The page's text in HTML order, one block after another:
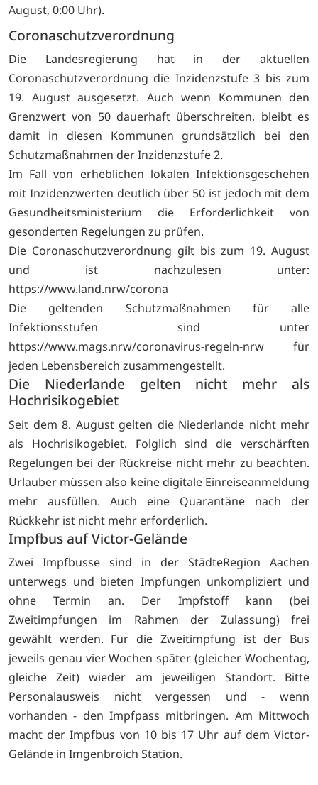
August, 0:00 Uhr).
Coronaschutzverordnung
Die Landesregierung hat in der aktuellen
Coronaschutzverordnung die Inzidenzstufe 3 bis zum
19. August ausgesetzt. Auch wenn Kommunen den
Grenzwert von 50 dauerhaft überschreiten, bleibt es
damit in diesen Kommunen grundsätzlich bei den
Schutzmaßnahmen der Inzidenzstufe 2.
Im Fall von erheblichen lokalen Infektionsgeschehen
mit Inzidenzwerten deutlich über 50 ist jedoch mit dem
Gesundheitsministerium die Erforderlichkeit von
gesonderten Regelungen zu prüfen.
Die Coronaschutzverordnung gilt bis zum 19. August
und ist nachzulesen unter:
https://www.land.nrw/corona
Die geltenden Schutzmaßnahmen für alle
Infektionsstufen sind unter
https://www.mags.nrw/coronavirus-regeln-nrw für
jeden Lebensbereich zusammengestellt.
Die Niederlande gelten nicht mehr als
Hochrisikogebiet
Seit dem 8. August gelten die Niederlande nicht mehr
als Hochrisikogebiet. Folglich sind die verschärften
Regelungen bei der Rückreise nicht mehr zu beachten.
Urlauber müssen also keine digitale Einreiseanmeldung
mehr ausfüllen. Auch eine Quarantäne nach der
Rückkehr ist nicht mehr erforderlich.
Impfbus auf Victor-Gelände
Zwei Impfbusse sind in der StädteRegion Aachen
unterwegs und bieten Impfungen unkompliziert und
ohne Termin an. Der Impfstoff kann (bei
Zweitimpfungen im Rahmen der Zulassung) frei
gewählt werden. Für die Zweitimpfung ist der Bus
jeweils genau vier Wochen später (gleicher Wochentag,
gleiche Zeit) wieder am jeweiligen Standort. Bitte
Personalausweis nicht vergessen und - wenn
vorhanden - den Impfpass mitbringen. Am Mittwoch
macht der Impfbus von 10 bis 17 Uhr auf dem Victor-
Gelände in Imgenbroich Station.